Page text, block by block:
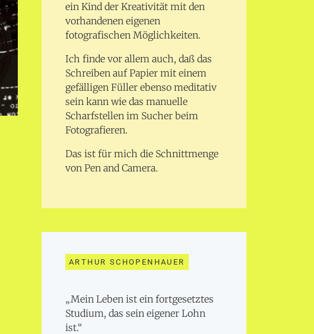
ein Kind der Kreativität mit den
vorhandenen eigenen
fotografischen Möglichkeiten.
Ich finde vor allem auch, daß das
Schreiben auf Papier mit einem
gefälligen Füller ebenso meditativ
sein kann wie das manuelle
Scharfstellen im Sucher beim
Fotografieren.
Das ist für mich die Schnittmenge
von Pen and Camera.
ARTHUR SCHOPENHAUER
„Mein Leben ist ein fortgesetztes
Studium, das sein eigener Lohn
ist.“